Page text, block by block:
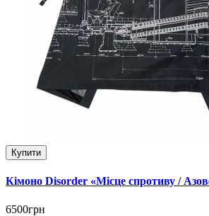
Купити
Кімоно Disorder «Місце спротиву /
6500грн